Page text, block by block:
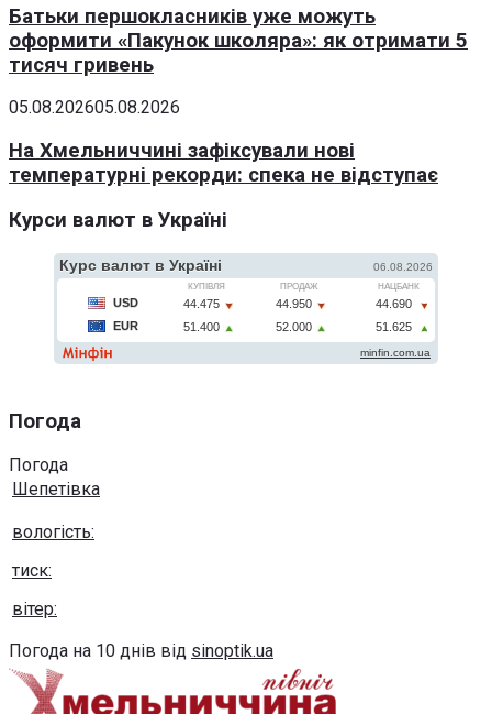
Батьки першокласників уже можуть
оформити «Пакунок школяра»: як отримати 5
тисяч гривень
05.08.202605.08.2026
На Хмельниччині зафіксували нові
температурні рекорди: спека не відступає
Курси валют в Україні
Погода
Погода
Шепетівка
вологість:
тиск:
вітер:
Погода на 10 днів від sinoptik.ua